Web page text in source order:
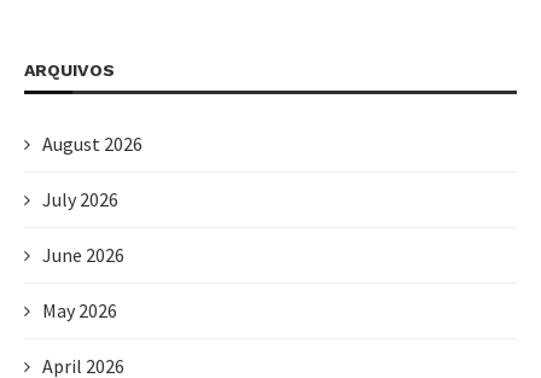
ARQUIVOS
August 2026
July 2026
June 2026
May 2026
April 2026